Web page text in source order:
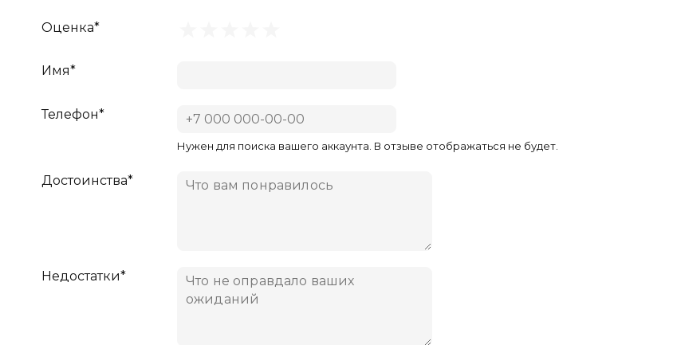
Оценка*
Имя*
Телефон*
Нужен для поиска вашего аккаунта. В отзыве отображаться не будет.
Достоинства*
Недостатки*